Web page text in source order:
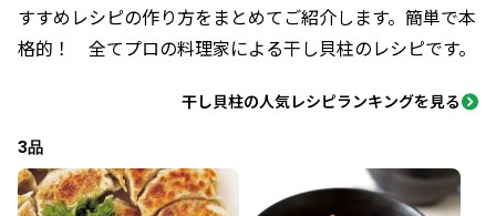
すすめレシピの作り方をまとめてご紹介します。簡単で本
格的！ 全てプロの料理家による干し貝柱のレシピです。
干し貝柱の人気レシピランキングを見る
3品